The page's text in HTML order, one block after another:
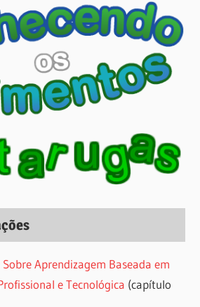
Aprendizagem Baseada em
e Tecnológica (capítulo